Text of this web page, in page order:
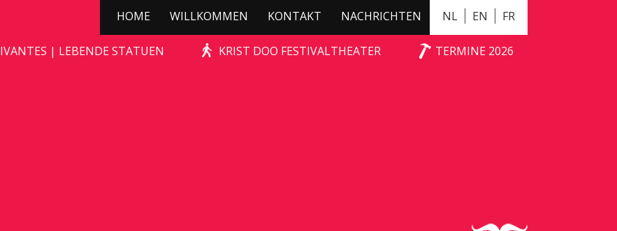
NL EN FR
HOME WILLKOMMEN KONTAKT NACHRICHTEN
| LEBENDE STATUEN KRIST DOO FESTIVALTHEATER TERMINE 2026
KERSTBOOMPJE